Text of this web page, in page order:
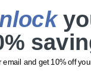
atThunderbolt •
hours
email and get 10% off